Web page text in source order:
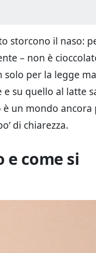
storcono il naso:
– non è
solo per la legge
su quello al latte
un mondo ancora
di chiarezza.
e come si